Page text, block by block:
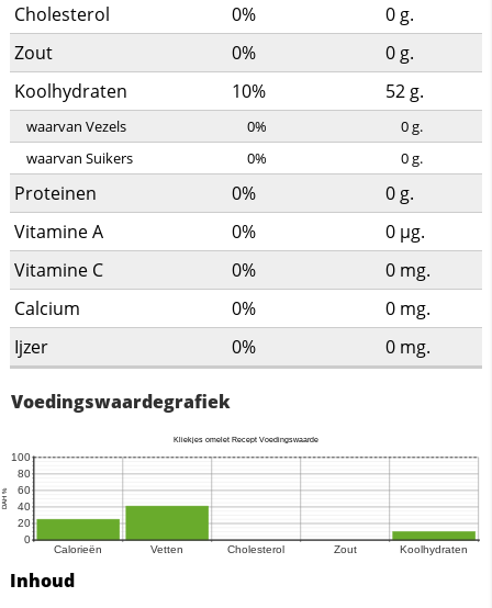
Cholesterol 0% 0 g.
Zout
0% 0 g.
Koolhydraten
10% 52 g.
waarvan Vezels 0% 0g.
waarvan Suikers
0% 0g.
Proteinen 0% 0 g.
Vitamine A
0% 0 µg.
Vitamine C
0% 0 mg.
Calcium
0% 0 mg.
Ijzer
0% 0 mg.
Voedingswaardegrafiek
Inhoud